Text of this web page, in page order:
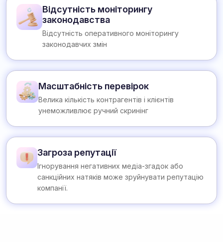
Відсутність моніторингу
законодавства
Відсутність оперативного моніторингу
законодавчих змін
Масштабність перевірок
Велика кількість контрагентів і клієнтів
унеможливлює ручний скринінг
Загроза репутації
Ігнорування негативних медіа-згадок або
санкційних натяків може зруйнувати репутацію
компанії.